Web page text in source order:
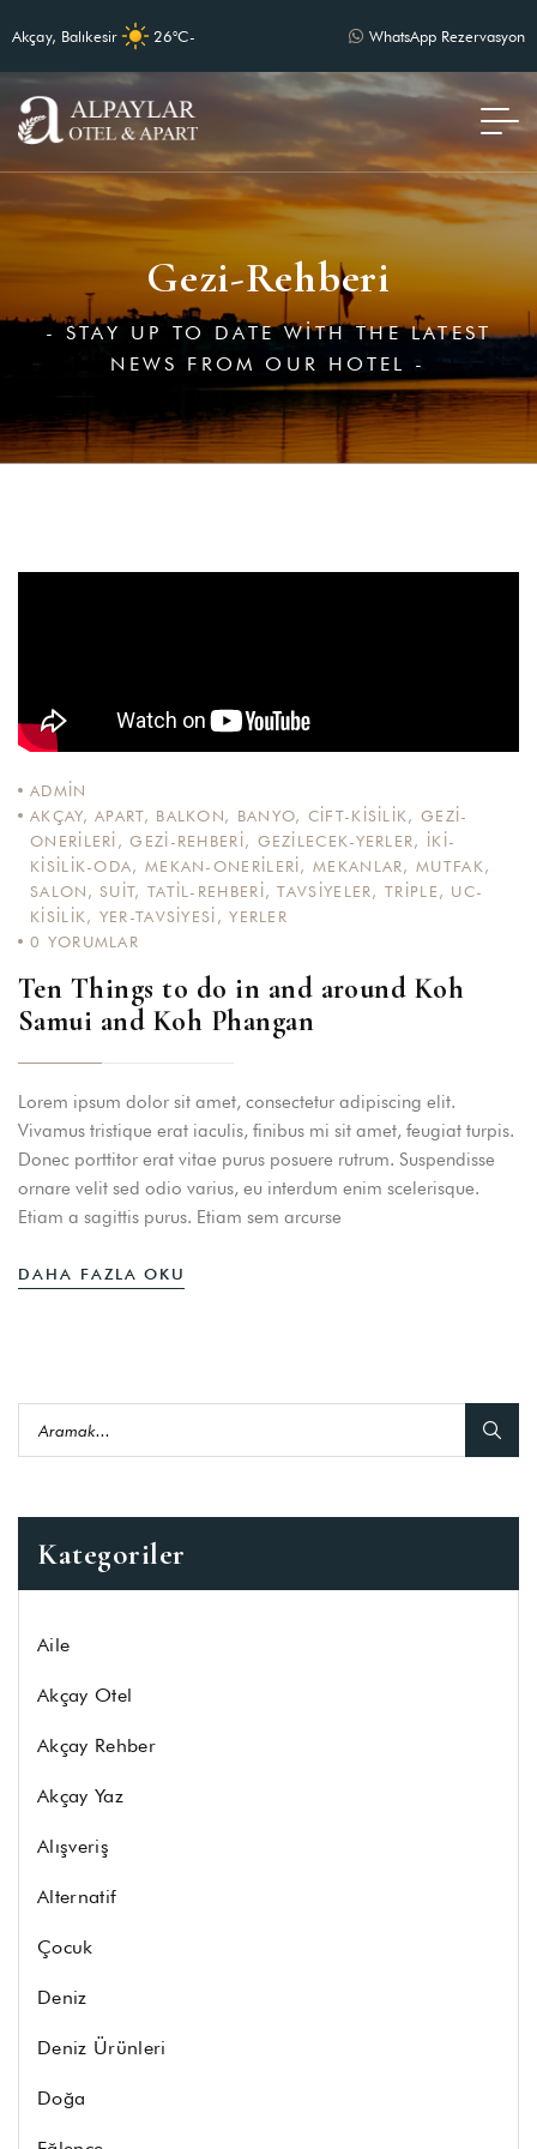
Akçay, Balıkesir 26°C- WhatsApp Rezervasyon
Gezi-Rehberi
- STAY UP TO DATE WITH THE LATEST
NEWS FROM OUR HOTEL -
ADMIN
AKÇAY,APART, BALKON, BANYO, CIFT-KISILIK , GEZI-
ONERILERI ,GEZI-REHBERI, GEZILECEK-YERLER, IKI-
KISILIK-ODA, MEKAN-ONERILERI,MEKANLAR,MUTFAK ,
SALON ,SUIT, TATIL-REHBERI,TAVSIYELER,TRIPLE , UC-
KISILIK , YER-TAVSIYESI ,YERLER
0 YORUMLAR
Ten Things to do in and around Koh
Samui and Koh Phangan
Lorem ipsum dolor sit amet, consectetur adipiscing elit.
Vivamus tristique erat iaculis, finibus mi sit amet, feugiat turpis.
Donec porttitor erat vitae purus posuere rutrum. Suspendisse
ornare velit sed odio varius, eu interdum enim scelerisque.
Etiam a sagittis purus. Etiam sem arcurse
DAHA FAZLA OKU
Kategoriler
Aile
Akçay Otel
Akçay Rehber
Akçay Yaz
Alışveriş
Alternatif
Çocuk
Deniz
Deniz Ürünleri
Doğa